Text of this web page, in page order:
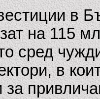
в
на 115
сред
в